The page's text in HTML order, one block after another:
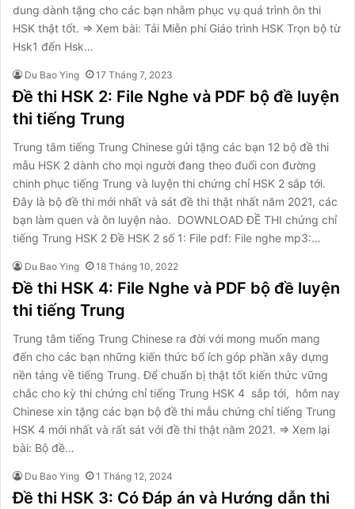
dung dành tặng cho các bạn nhằm phục vụ quá trình ôn thi
HSK thật tốt. ⇒ Xem bài: Tải Miễn phí Giáo trình HSK Trọn bộ từ
Hsk1 đến Hsk…
Du Bao Ying 17 Tháng 7, 2023
Đề thi HSK 2: File Nghe và PDF bộ đề luyện
thi tiếng Trung
Trung tâm tiếng Trung Chinese gửi tặng các bạn 12 bộ đề thi
mẫu HSK 2 dành cho mọi người đang theo đuổi con đường
chinh phục tiếng Trung và luyện thi chứng chỉ HSK 2 sắp tới.
Đây là bộ đề thi mới nhất và sát đề thi thật nhất năm 2021, các
bạn làm quen và ôn luyện nào. DOWNLOAD ĐỀ THI chứng chỉ
tiếng Trung HSK 2 Đề HSK 2 số 1: File pdf: File nghe mp3:…
Du Bao Ying 18 Tháng 10, 2022
Đề thi HSK 4: File Nghe và PDF bộ đề luyện
thi tiếng Trung
Trung tâm tiếng Trung Chinese ra đời với mong muốn mang
đến cho các bạn những kiến thức bổ ích góp phần xây dựng
nền tảng về tiếng Trung. Để chuẩn bị thật tốt kiến thức vững
chắc cho kỳ thi chứng chỉ tiếng Trung HSK 4 sắp tới, hôm nay
Chinese xin tặng các bạn bộ đề thi mẫu chứng chỉ tiếng Trung
HSK 4 mới nhất và rất sát với đề thi thật năm 2021. ⇒ Xem lại
bài: Bộ đề…
Du Bao Ying 1 Tháng 12, 2024
Đề thi HSK 3: Có Đáp án và Hướng dẫn thi